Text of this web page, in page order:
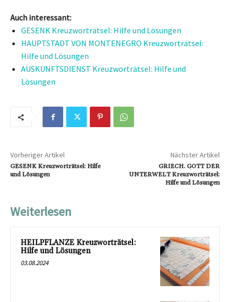
Auch interessant:
GESENK Kreuzworträtsel: Hilfe und Lösungen
HAUPTSTADT VON MONTENEGRO Kreuzworträtsel:
Hilfe und Lösungen
AUSKUNFTSDIENST Kreuzworträtsel: Hilfe und
Lösungen
Vorheriger Artikel
GESENK Kreuzworträtsel: Hilfe
und Lösungen
Nächster Artikel
GRIECH. GOTT DER
UNTERWELT Kreuzworträtsel:
Hilfe und Lösungen
Weiterlesen
HEILPFLANZE Kreuzworträtsel:
Hilfe und Lösungen
03.08.2024